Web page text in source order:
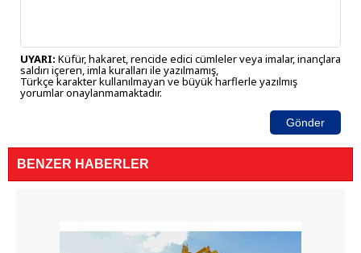
UYARI: Küfür, hakaret, rencide edici cümleler veya imalar, inançlara
saldırı içeren, imla kuralları ile yazılmamış,
Türkçe karakter kullanılmayan ve büyük harflerle yazılmış
yorumlar onaylanmamaktadır.
Gönder
BENZER HABERLER